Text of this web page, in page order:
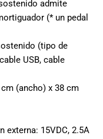
admite
(* un pedal
(tipo de
USB, cable
(ancho) x 38 cm
externa: 15VDC, 2.5A